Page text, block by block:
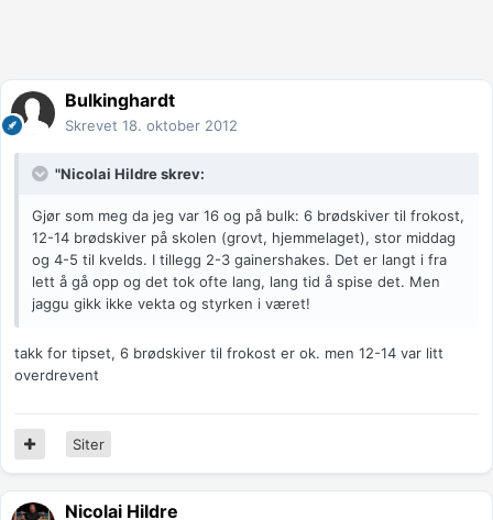
Bulkinghardt
Skrevet 18. oktober 2012
"Nicolai Hildre skrev:
Gjør som meg da jeg var 16 og på bulk: 6 brødskiver til frokost,
12-14 brødskiver på skolen (grovt, hjemmelaget), stor middag
og 4-5 til kvelds. I tillegg 2-3 gainershakes. Det er langt i fra
lett å gå opp og det tok ofte lang, lang tid å spise det. Men
jaggu gikk ikke vekta og styrken i været!
takk for tipset, 6 brødskiver til frokost er ok. men 12-14 var litt
overdrevent
Siter
Nicolai Hildre